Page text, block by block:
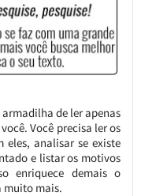
de ler apenas
Você precisa ler os
eles, analisar se existe
e listar os motivos
enriquece demais o
muito mais.